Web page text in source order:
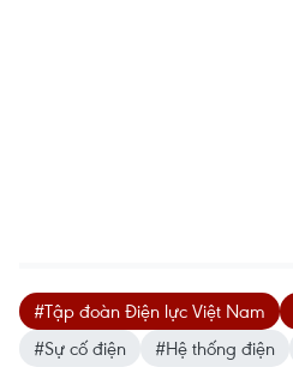
#Tập đoàn Điện lực Việt Nam
#Sự cố điện
#Hệ thống điện